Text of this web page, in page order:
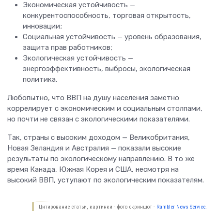
Экономическая устойчивость —
конкурентоспособность, торговая открытость,
инновации;
Социальная устойчивость — уровень образования,
защита прав работников;
Экологическая устойчивость —
энергоэффективность, выбросы, экологическая
политика.
Любопытно, что ВВП на душу населения заметно
коррелирует с экономическим и социальным столпами,
но почти не связан с экологическими показателями.
Так, страны с высоким доходом — Великобритания,
Новая Зеландия и Австралия — показали высокие
результаты по экологическому направлению. В то же
время Канада, Южная Корея и США, несмотря на
высокий ВВП, уступают по экологическим показателям.
Цитирование статьи, картинки - фото скриншот - Rambler News Service.